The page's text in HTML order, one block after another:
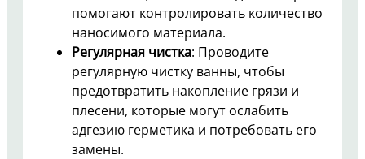
помогают контролировать количество
наносимого материала.
Регулярная чистка: Проводите
регулярную чистку ванны, чтобы
предотвратить накопление грязи и
плесени, которые могут ослабить
адгезию герметика и потребовать его
замены.